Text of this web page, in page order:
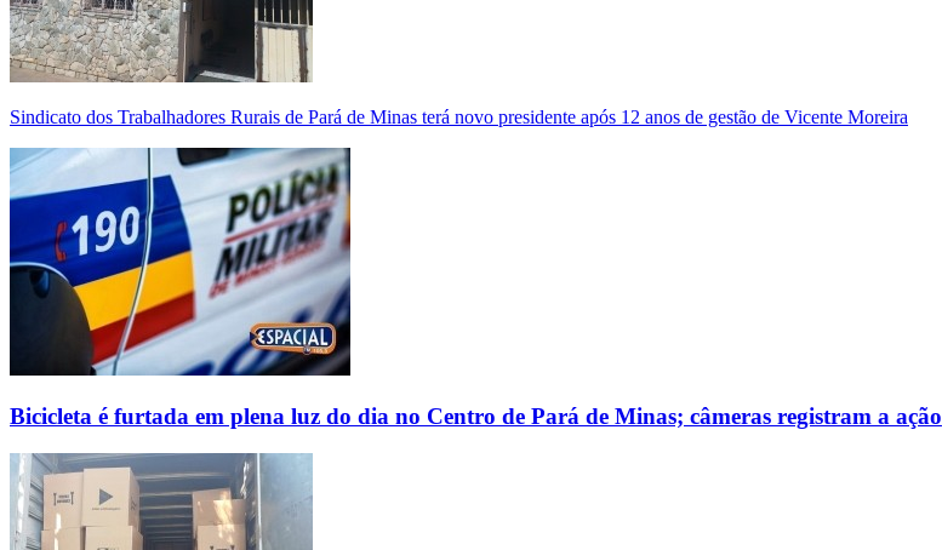
Sindicato dos Trabalhadores Rurais de Pará de Minas terá novo presidente após 12 anos de gestão de Vicente Moreira
Bicicleta é furtada em plena luz do dia no Centro de Pará de Minas; câmeras registram a ação